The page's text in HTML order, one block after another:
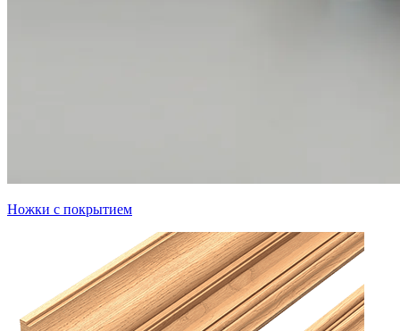
Ножки с покрытием